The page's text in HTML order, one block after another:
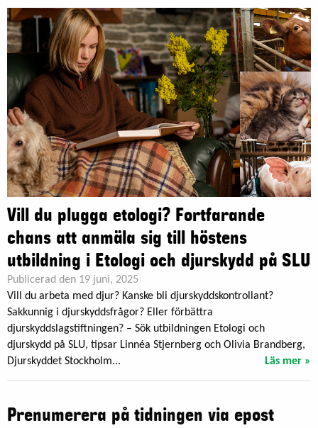
Vill du plugga etologi? Fortfarande
chans att anmäla sig till höstens
utbildning i Etologi och djurskydd på SLU
Publicerad den 19 juni, 2025
Vill du arbeta med djur? Kanske bli djurskyddskontrollant?
Sakkunnig i djurskyddsfrågor? Eller förbättra
djurskyddslagstiftningen? – Sök utbildningen Etologi och
djurskydd på SLU, tipsar Linnéa Stjernberg och Olivia Brandberg,
Djurskyddet Stockholm...
Läs mer »
Prenumerera på tidningen via epost